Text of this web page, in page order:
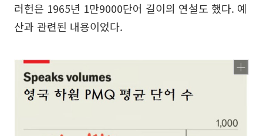
러헌은 1965년 1만9000단어 길이의 연설도 했다. 예
산과 관련된 내용이었다.